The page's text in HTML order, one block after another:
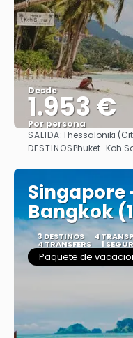
Desde
1.953 €
Por persona
SALIDA:Thessaloniki
DESTINOSPhuket · Koh
Singapore
Bangkok
3 DESTINOS 4
4 TRANSFERS 1
Paquete de